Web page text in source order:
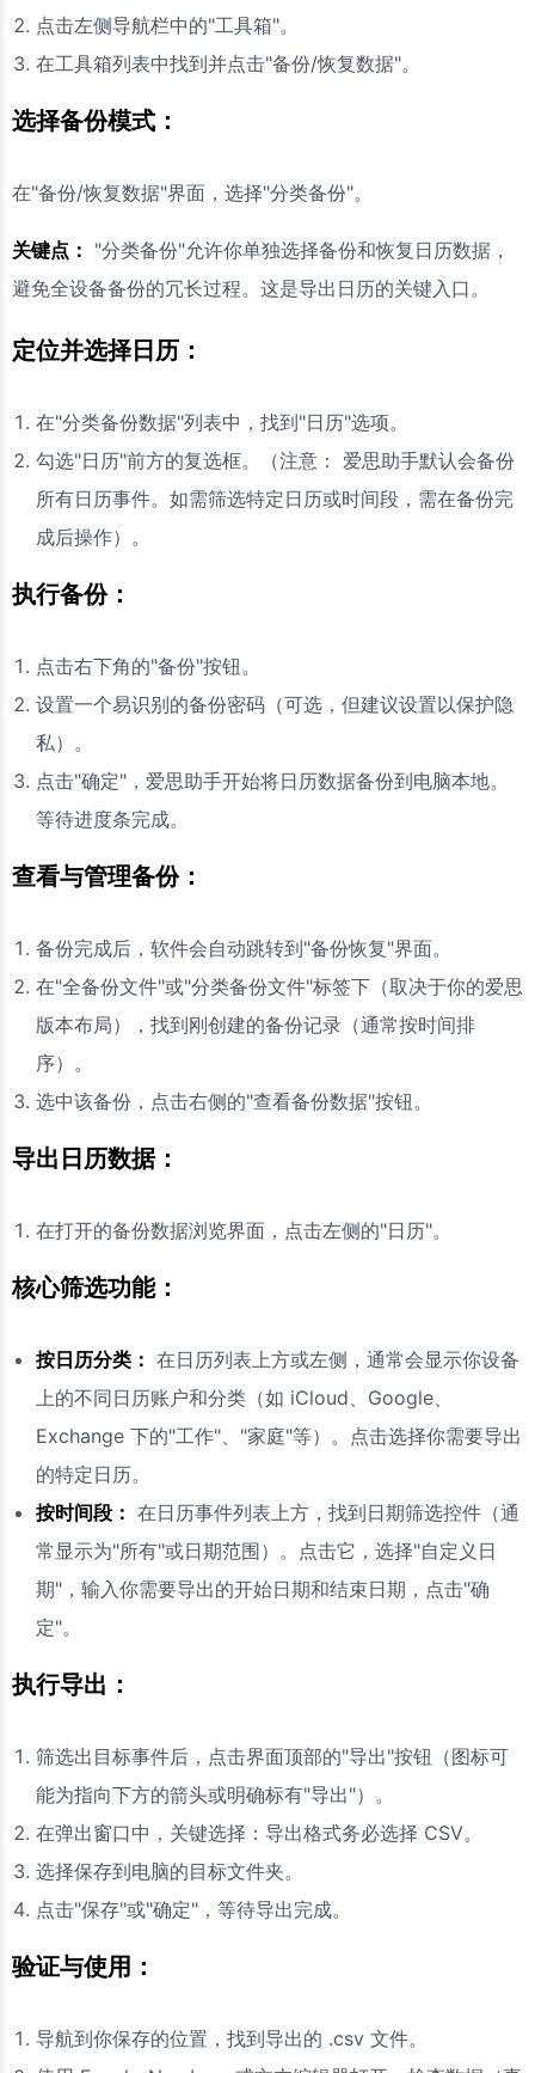
点击左侧导航栏中的"工具箱"。
在工具箱列表中找到并点击"备份/恢复数据"。
选择备份模式：
在"备份/恢复数据"界面，选择"分类备份"。
关键点： "分类备份"允许你单独选择备份和恢复日历数据，
避免全设备备份的冗长过程。这是导出日历的关键入口。
定位并选择日历：
在"分类备份数据"列表中，找到"日历"选项。
勾选"日历"前方的复选框。（注意： 爱思助手默认会备份
所有日历事件。如需筛选特定日历或时间段，需在备份完
成后操作）。
执行备份：
点击右下角的"备份"按钮。
设置一个易识别的备份密码（可选，但建议设置以保护隐
私）。
点击"确定"，爱思助手开始将日历数据备份到电脑本地。
等待进度条完成。
查看与管理备份：
备份完成后，软件会自动跳转到"备份恢复"界面。
在"全备份文件"或"分类备份文件"标签下（取决于你的爱思
版本布局），找到刚创建的备份记录（通常按时间排
序）。
选中该备份，点击右侧的"查看备份数据"按钮。
导出日历数据：
在打开的备份数据浏览界面，点击左侧的"日历"。
核心筛选功能：
按日历分类： 在日历列表上方或左侧，通常会显示你设备
上的不同日历账户和分类（如 iCloud、Google、
Exchange 下的"工作"、"家庭"等）。点击选择你需要导出
的特定日历。
按时间段： 在日历事件列表上方，找到日期筛选控件（通
常显示为"所有"或日期范围）。点击它，选择"自定义日
期"，输入你需要导出的开始日期和结束日期，点击"确
定"。
执行导出：
筛选出目标事件后，点击界面顶部的"导出"按钮（图标可
能为指向下方的箭头或明确标有"导出"）。
在弹出窗口中，关键选择：导出格式务必选择 CSV。
选择保存到电脑的目标文件夹。
点击"保存"或"确定"，等待导出完成。
验证与使用：
导航到你保存的位置，找到导出的 .csv 文件。